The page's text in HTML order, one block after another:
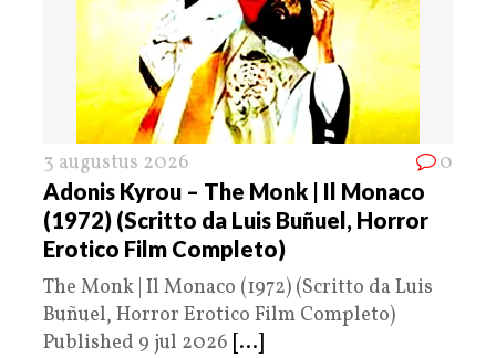
3 augustus 2026 0
Adonis Kyrou – The Monk | Il Monaco
(1972) (Scritto da Luis Buñuel, Horror
Erotico Film Completo)
The Monk | Il Monaco (1972) (Scritto da Luis
Buñuel, Horror Erotico Film Completo)
Published 9 jul 2026 [...]